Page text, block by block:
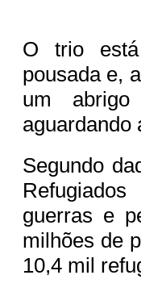
O trio está
pousada e,
um
aguardando
Segundo
guerras e
milhões de
10,4 mil